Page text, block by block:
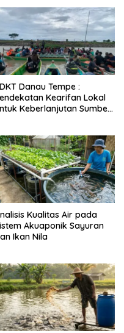
Danau Tempe :
Kearifan Lokal
Keberlanjutan Sumber
Kualitas Air pada
Akuaponik Sayuran
Ikan Nila